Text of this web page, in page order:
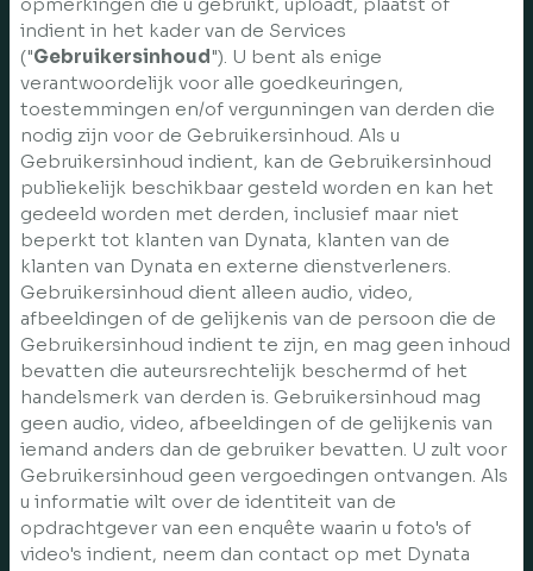
indient in het kader van de Services
("Gebruikersinhoud"). U bent als enige
verantwoordelijk voor alle goedkeuringen,
toestemmingen en/of vergunningen van derden die
nodig zijn voor de Gebruikersinhoud. Als u
Gebruikersinhoud indient, kan de Gebruikersinhoud
publiekelijk beschikbaar gesteld worden en kan het
gedeeld worden met derden, inclusief maar niet
beperkt tot klanten van Dynata, klanten van de
klanten van Dynata en externe dienstverleners.
Gebruikersinhoud dient alleen audio, video,
afbeeldingen of de gelijkenis van de persoon die de
Gebruikersinhoud indient te zijn, en mag geen inhoud
bevatten die auteursrechtelijk beschermd of het
handelsmerk van derden is. Gebruikersinhoud mag
geen audio, video, afbeeldingen of de gelijkenis van
iemand anders dan de gebruiker bevatten. U zult voor
Gebruikersinhoud geen vergoedingen ontvangen. Als
u informatie wilt over de identiteit van de
opdrachtgever van een enquête waarin u foto's of
video's indient, neem dan contact op met Dynata